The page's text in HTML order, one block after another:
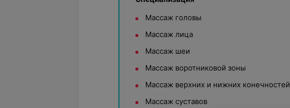
Массаж головы
Массаж лица
Массаж шеи
Массаж воротниковой зоны
Массаж верхних и нижних конечностей
Массаж суставов